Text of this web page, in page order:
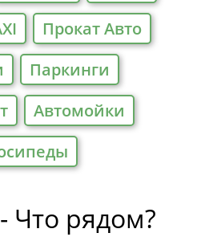
Прокат Авто
Паркинги
Автомойки
Что рядом?